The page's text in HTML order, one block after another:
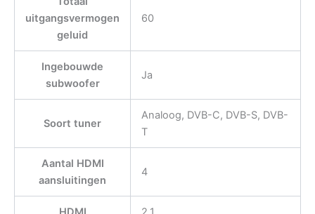
uitgangsvermogen
geluid
60
Ingebouwde
subwoofer
Ja
Soort tuner
Analoog, DVB-C, DVB-S, DVB-
T
Aantal HDMI
aansluitingen
4